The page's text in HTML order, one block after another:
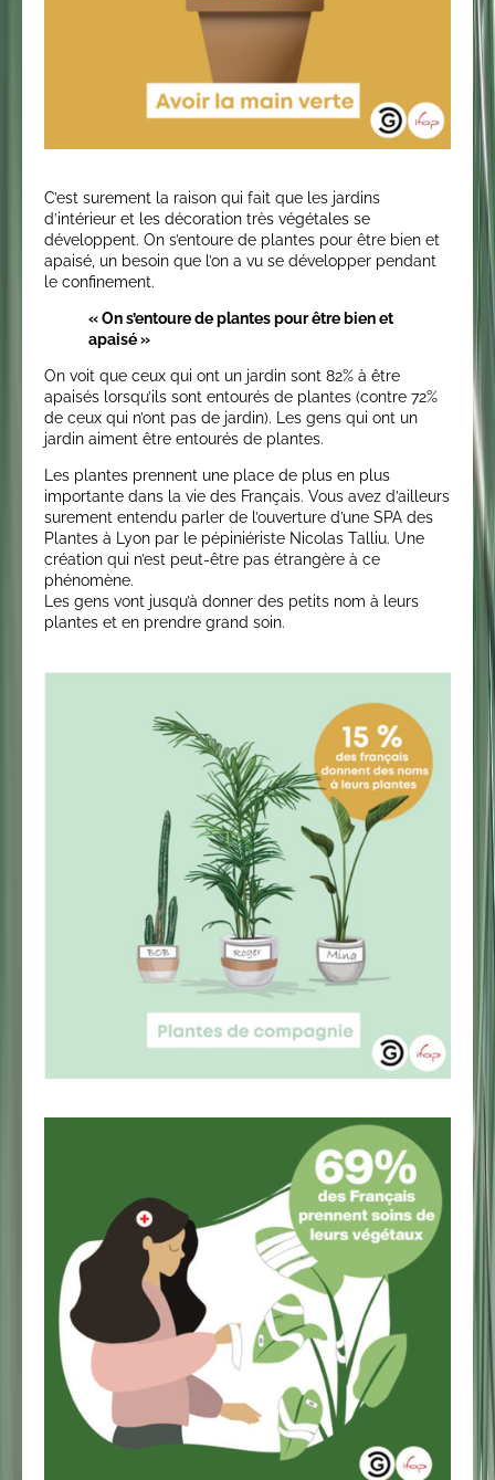
C’est surement la raison qui fait que les jardins
d’intérieur et les décoration très végétales se
développent. On s’entoure de plantes pour être bien et
apaisé, un besoin que l’on a vu se développer pendant
le confinement.
« On s’entoure de plantes pour être bien et
apaisé »
On voit que ceux qui ont un jardin sont 82% à être
apaisés lorsqu’ils sont entourés de plantes (contre 72%
de ceux qui n’ont pas de jardin). Les gens qui ont un
jardin aiment être entourés de plantes.
Les plantes prennent une place de plus en plus
importante dans la vie des Français. Vous avez d’ailleurs
surement entendu parler de l’ouverture d’une SPA des
Plantes à Lyon par le pépiniériste Nicolas Talliu. Une
création qui n’est peut-être pas étrangère à ce
phénomène.
Les gens vont jusqu’à donner des petits nom à leurs
plantes et en prendre grand soin.